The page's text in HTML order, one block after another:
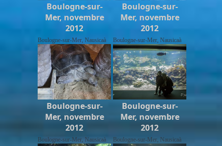
Boulogne-sur-
Mer, novembre
2012
Boulogne-sur-Mer, Nausicaà
Boulogne-sur-
Mer, novembre
2012
Boulogne-sur-Mer, Nausicaà
Boulogne-sur-
Mer, novembre
2012
Boulogne-sur-Mer, Nausicaà
Boulogne-sur-
Mer, novembre
2012
Boulogne-sur-Mer, Nausicaà